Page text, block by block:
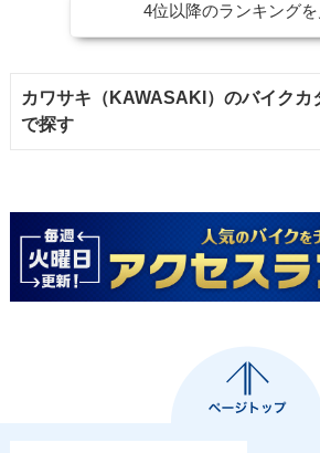
4位以降のランキングを
カワサキ（KAWASAKI）のバイクカ
で探す